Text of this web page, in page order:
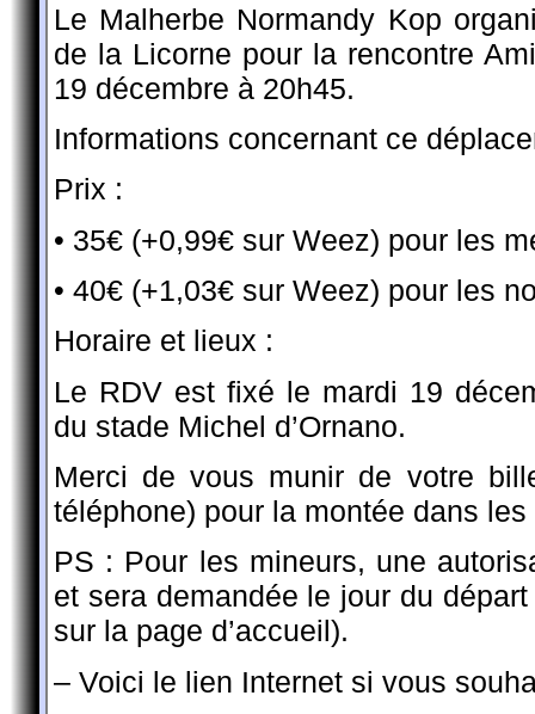
Le Malherbe Normandy Kop
de la Licorne pour la rencontre
19 décembre à 20h45.
Informations concernant ce
Prix :
• 35€ (+0,99€ sur Weez) pour les
• 40€ (+1,03€ sur Weez) pour les
Horaire et lieux :
Le RDV est fixé le mardi 19
du stade Michel d’Ornano.
Merci de vous munir de votre
téléphone) pour la montée dans
PS : Pour les mineurs, une
et sera demandée le jour du
sur la page d’accueil).
– Voici le lien Internet si vous